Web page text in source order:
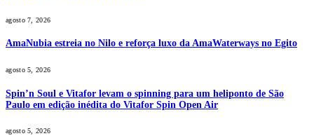
agosto 7, 2026
AmaNubia estreia no Nilo e reforça luxo da AmaWaterways no Egito
agosto 5, 2026
Spin’n Soul e Vitafor levam o spinning para um heliponto de São
Paulo em edição inédita do Vitafor Spin Open Air
agosto 5, 2026